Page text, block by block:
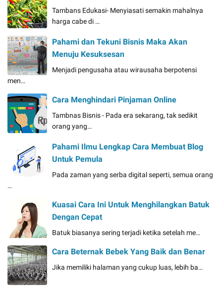
Tambans Edukasi- Menyiasati semakin mahalnya
harga cabe di …
Pahami dan Tekuni Bisnis Maka Akan
Menuju Kesuksesan
Menjadi pengusaha atau wirausaha berpotensi
men…
Cara Menghindari Pinjaman Online
Tambnas Bisnis - Pada era sekarang, tak sedikit
orang yang…
Pahami Ilmu Lengkap Cara Membuat Blog
Untuk Pemula
Pada zaman yang serba digital seperti, semua orang
…
Kuasai Cara Ini Untuk Menghilangkan Batuk
Dengan Cepat
Batuk biasanya sering terjadi ketika setelah me…
Cara Beternak Bebek Yang Baik dan Benar
Jika memiliki halaman yang cukup luas, lebih ba…